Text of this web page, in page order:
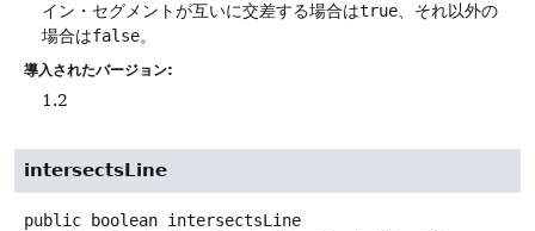
イン・セグメントが互いに交差する場合はtrue、それ以外の
場合はfalse。
導入されたバージョン:
1.2
intersectsLine
public boolean intersectsLine